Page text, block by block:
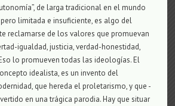
de larga tradicional en el mundo
limitada e insuficiente, es algo del
reclamarse de los valores que promuevan
igualdad, justicia, verdad-honestidad,
lo promueven todas las ideologías. El
idealista, es un invento del
que hereda el proletarismo, y que -
en una trágica parodia. Hay que situar